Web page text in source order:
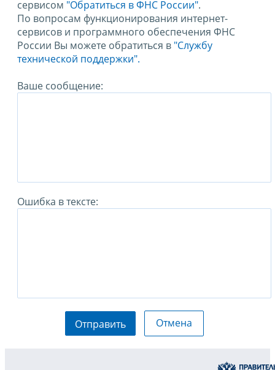
сервисом "Обратиться в ФНС России".
По вопросам функционирования интернет-
сервисов и программного обеспечения ФНС
России Вы можете обратиться в "Службу
технической поддержки".
Ваше сообщение:
Ошибка в тексте:
Отправить Отмена